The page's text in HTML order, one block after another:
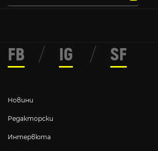
Новини
Редакторски
Интервюта
FB / IG / SF